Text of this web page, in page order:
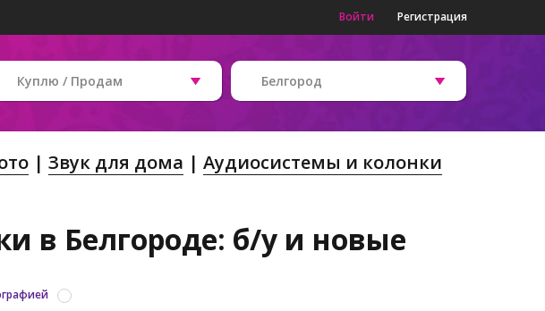
Войти Регистрация
Куплю / Продам Белгород
Звук для дома Аудиосистемы и колонки
в Белгороде: б/у и новые